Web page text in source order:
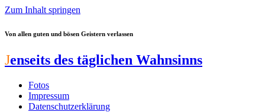
Zum Inhalt springen
Von allen guten und bösen Geistern verlassen
Jenseits des täglichen Wahnsinns
Fotos
Impressum
Datenschutzerklärung